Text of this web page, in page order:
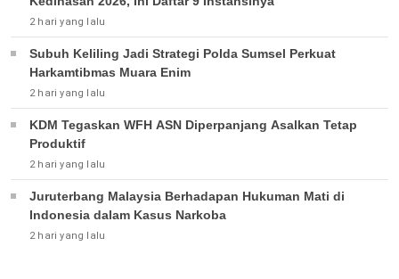
2 hari yang lalu
Subuh Keliling Jadi Strategi Polda Sumsel Perkuat
Harkamtibmas Muara Enim
2 hari yang lalu
KDM Tegaskan WFH ASN Diperpanjang Asalkan Tetap
Produktif
2 hari yang lalu
Juruterbang Malaysia Berhadapan Hukuman Mati di
Indonesia dalam Kasus Narkoba
2 hari yang lalu